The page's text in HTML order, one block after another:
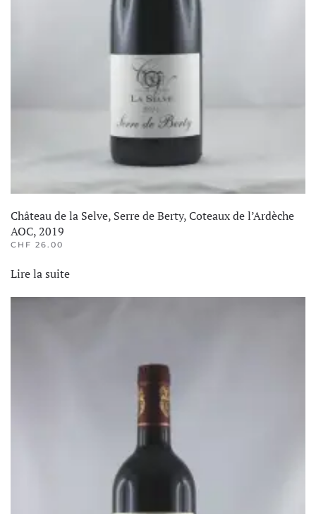
Château de la Selve, Serre de Berty, Coteaux de l’Ardèche
AOC, 2019
CHF 26.00
Lire la suite